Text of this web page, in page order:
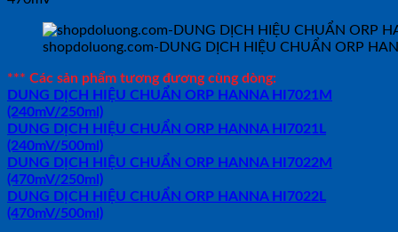
shopdoluong.com-DUNG DỊCH HIỆU CHUẨN ORP
*** Các sản phẩm tương đương cùng dòng:
DUNG DỊCH HIỆU CHUẨN ORP HANNA HI7021M
(240mV/250ml)
DUNG DỊCH HIỆU CHUẨN ORP HANNA HI7021L
(240mV/500ml)
DUNG DỊCH HIỆU CHUẨN ORP HANNA HI7022M
(470mV/250ml)
DUNG DỊCH HIỆU CHUẨN ORP HANNA HI7022L
(470mV/500ml)